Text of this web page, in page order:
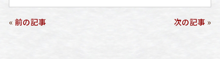
« 前の記事 次の記事 »